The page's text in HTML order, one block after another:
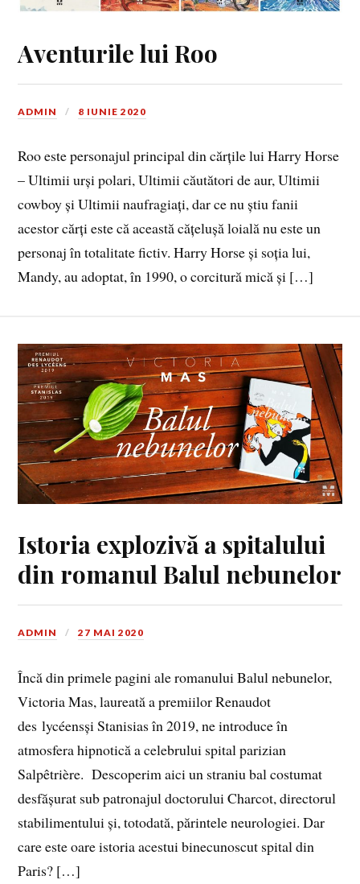
Aventurile lui Roo
ADMIN 8 IUNIE 2020
Roo este personajul principal din cărțile lui Harry Horse
– Ultimii urși polari, Ultimii căutători de aur, Ultimii
cowboy și Ultimii naufragiați, dar ce nu știu fanii
acestor cărți este că această cățelușă loială nu este un
personaj în totalitate fictiv. Harry Horse și soția lui,
Mandy, au adoptat, în 1990, o corcitură mică și […]
Istoria explozivă a spitalului
din romanul Balul nebunelor
ADMIN 27 MAI 2020
Încă din primele pagini ale romanului Balul nebunelor,
Victoria Mas, laureată a premiilor Renaudot
des lycéensși Stanisias în 2019, ne introduce în
atmosfera hipnotică a celebrului spital parizian
Salpêtrière. Descoperim aici un straniu bal costumat
desfășurat sub patronajul doctorului Charcot, directorul
stabilimentului și, totodată, părintele neurologiei. Dar
care este oare istoria acestui binecunoscut spital din
Paris? […]